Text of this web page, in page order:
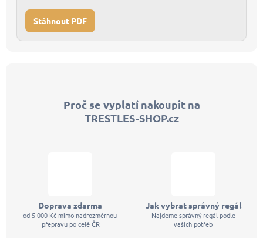
Stáhnout PDF
Proč se vyplatí nakoupit na
TRESTLES-SHOP.cz
Doprava zdarma
od 5 000 Kč mimo nadrozměrnou
přepravu po celé ČR
Jak vybrat správný regál
Najdeme správný regál podle
vašich potřeb